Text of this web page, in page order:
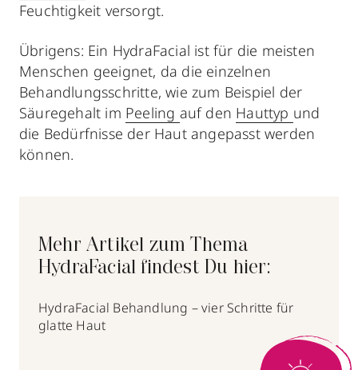
Feuchtigkeit versorgt.
Übrigens: Ein HydraFacial ist für die meisten
Menschen geeignet, da die einzelnen
Behandlungsschritte, wie zum Beispiel der
Säuregehalt im Peeling auf den Hauttyp und
die Bedürfnisse der Haut angepasst werden
können.
Mehr Artikel zum Thema
HydraFacial findest Du hier:
HydraFacial Behandlung – vier Schritte für
glatte Haut